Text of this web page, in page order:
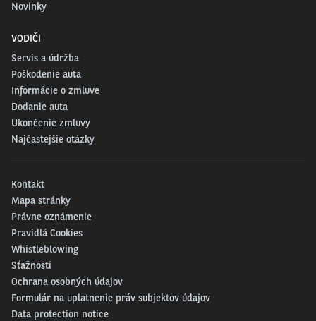
Novinky
VODIČI
Servis a údržba
Poškodenie auta
Informácie o zmluve
Dodanie auta
Ukončenie zmluvy
Najčastejšie otázky
Kontakt
Mapa stránky
Právne oznámenie
Pravidlá Cookies
Whistleblowing
Sťažnosti
Ochrana osobných údajov
Formulár na uplatnenie práv subjektov údajov
Data protection notice